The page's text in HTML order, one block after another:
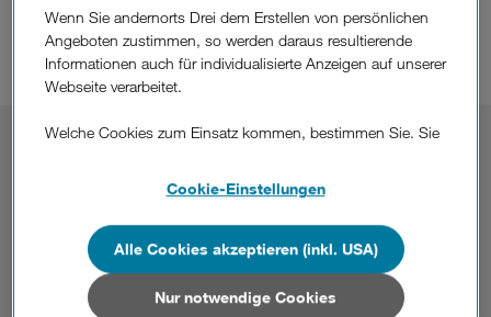
tatsächlichen Daten, die Drei Wetter an diesem Tag
aufzeichnete: Wer am nächsten an die reale Wetterlage
kommt, gewinnt!
Senden Sie eine E-Mail anbusinessevents@drei.com
dem Betreff „Drei Wetter Ostersonntag“ mit diesen
Wettervorhersagen:
Meine Prognose für den 5.4. um 12 Uhr lautet:
Wenn Sie andernorts Drei dem Erstellen von persönlichen
Angeboten zustimmen, so werden daraus resultierende
Informationen auch für individualisierte Anzeigen auf unserer
Webseite verarbeitet.
Welche Cookies zum Einsatz kommen, bestimmen Sie. Sie
Wenn Sie allen Cookies zustimmen, werden auch Cookies
von Drittanbietern verarbeitet, die Ihre Daten in Ländern
außerhalb der europäischen Union (z.B. in den USA)
Cookie-Einstellungen
Nur notwendige Cookies
Alle Cookies akzeptieren (inkl. USA)